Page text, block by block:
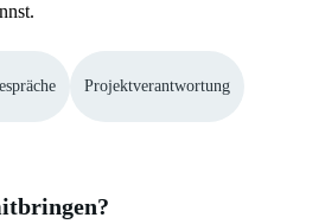
Projektverantwortung